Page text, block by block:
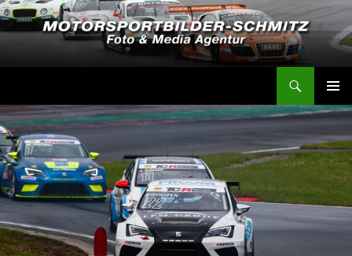
MENÜ
ZUM
INHALT